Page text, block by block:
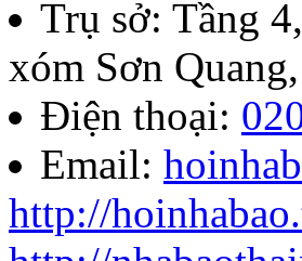
báo chí Huỳnh
năm 2026
Lượt xem:284 |
85/QĐ-HNB
Trụ sở: Tầng
xóm Sơn
Điện thoại:
Email:
http://